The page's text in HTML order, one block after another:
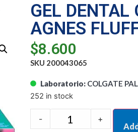
GEL DENTAL
AGNES
$8.600
SKU 200043065
Laboratorio: COLGATE
252 in stock
- +